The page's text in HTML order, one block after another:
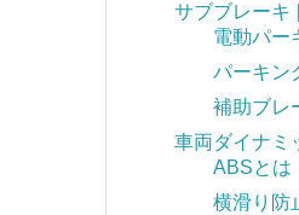
サブブレーキ
電動パー
パーキン
補助ブレ
車両ダイナミ
ABSとは
横滑り防